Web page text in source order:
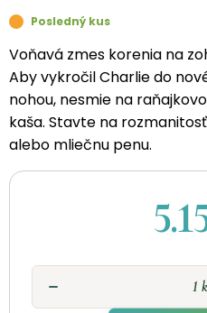
Posledný kus
Voňavá zmes korenia na
Aby vykročil Charlie do
nohou, nesmie na
kaša. Stavte na
alebo mliečnu penu.